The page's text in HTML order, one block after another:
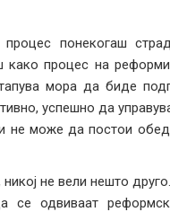
понекогаш
како процес на
мора да биде
успешно да
не може да постои
не вели нешто
одвиваат